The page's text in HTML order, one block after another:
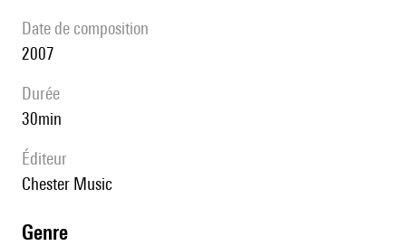
date de composition
2007
durée
30min
éditeur
Chester Music
genre